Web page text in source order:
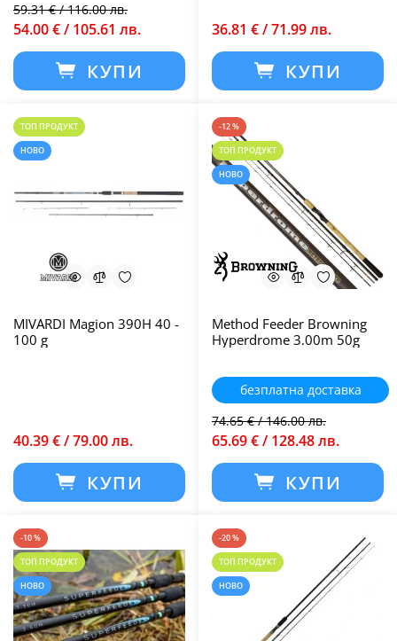
59.31 € / 116.00 лв.
54.00 € / 105.61 лв.
КУПИ
36.81 € / 71.99 лв.
КУПИ
ТОП ПРОДУКТ
НОВО
MIVARDI Magion 390H 40 -
100 g
40.39 € / 79.00 лв.
КУПИ
-12 %
ТОП ПРОДУКТ
НОВО
Method Feeder Browning
Hyperdrome 3.00m 50g
безплатна доставка
74.65 € / 146.00 лв.
65.69 € / 128.48 лв.
КУПИ
-10 %
ТОП ПРОДУКТ
НОВО
-20 %
ТОП ПРОДУКТ
НОВО